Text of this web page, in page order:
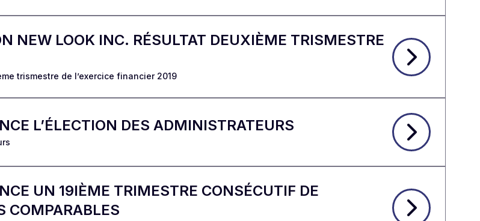
NEW LOOK INC. RÉSULTAT DEUXIÈME TRISMESTRE
trismestre de l’exercice financier 2019
L’ÉLECTION DES ADMINISTRATEURS
UN 19IÈME TRIMESTRE CONSÉCUTIF DE
COMPARABLES